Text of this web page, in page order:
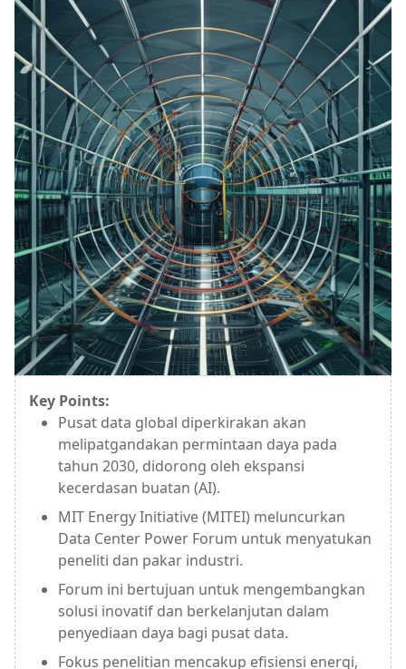
Key Points:
Pusat data global diperkirakan akan
melipatgandakan permintaan daya pada
tahun 2030, didorong oleh ekspansi
kecerdasan buatan (AI).
MIT Energy Initiative (MITEI) meluncurkan
Data Center Power Forum untuk menyatukan
peneliti dan pakar industri.
Forum ini bertujuan untuk mengembangkan
solusi inovatif dan berkelanjutan dalam
penyediaan daya bagi pusat data.
Fokus penelitian mencakup efisiensi energi,